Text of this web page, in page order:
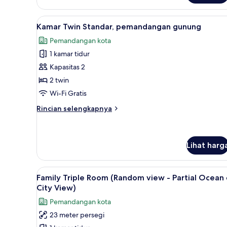
Double
Standar
Lihat
semua
foto
untuk
Kamar
Twin
Standar,
gunung
Kamar Twin Standar,
5
Kamar Twin Standar, pemandangan gunung
Pemandangan kota
1 kamar tidur
Kapasitas 2
2 twin
Wi-Fi Gratis
Rincian selengkapnya
Rincian
Twin
Standar,
pemandangan
gunung
Lihat
Lihat
semua
foto
untuk
Family
Family Triple Room (Random
4
Family Triple Room (Random view - Partial Ocean
City View)
Pemandangan kota
23 meter persegi